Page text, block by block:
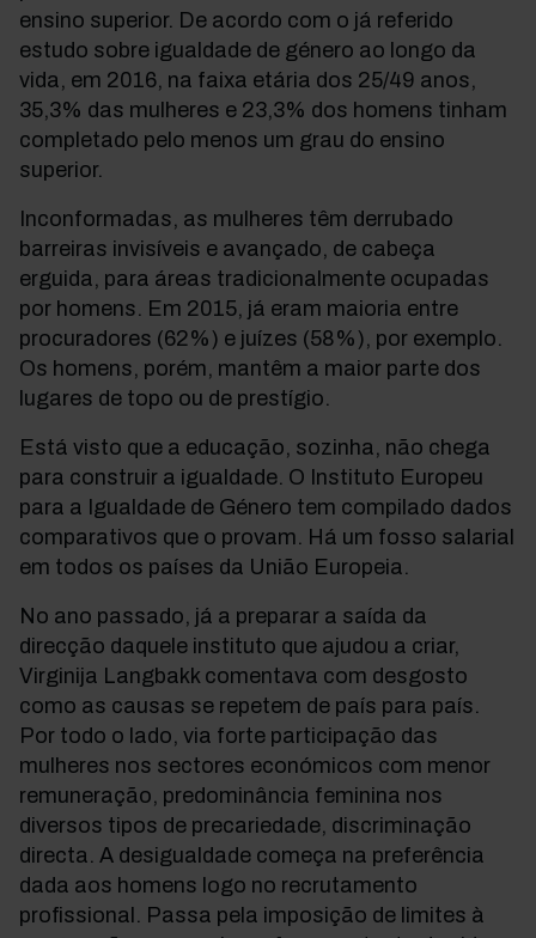
ensino superior. De acordo com o já referido
estudo sobre igualdade de género ao longo da
vida, em 2016, na faixa etária dos 25/49 anos,
35,3% das mulheres e 23,3% dos homens tinham
completado pelo menos um grau do ensino
superior.
Inconformadas, as mulheres têm derrubado
barreiras invisíveis e avançado, de cabeça
erguida, para áreas tradicionalmente ocupadas
por homens. Em 2015, já eram maioria entre
procuradores (62%) e juízes (58%), por exemplo.
Os homens, porém, mantêm a maior parte dos
lugares de topo ou de prestígio.
Está visto que a educação, sozinha, não chega
para construir a igualdade. O Instituto Europeu
para a Igualdade de Género tem compilado dados
comparativos que o provam. Há um fosso salarial
em todos os países da União Europeia.
No ano passado, já a preparar a saída da
direcção daquele instituto que ajudou a criar,
Virginija Langbakk comentava com desgosto
como as causas se repetem de país para país.
Por todo o lado, via forte participação das
mulheres nos sectores económicos com menor
remuneração, predominância feminina nos
diversos tipos de precariedade, discriminação
directa. A desigualdade começa na preferência
dada aos homens logo no recrutamento
profissional. Passa pela imposição de limites à